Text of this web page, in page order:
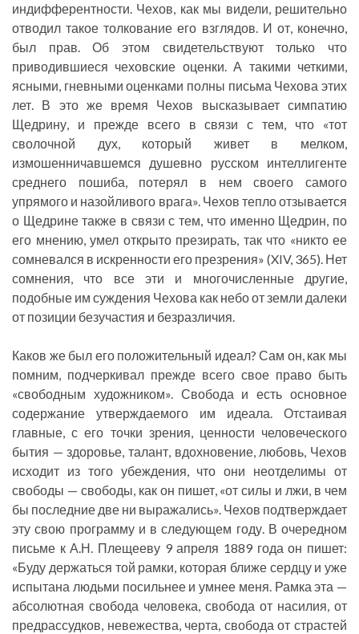
индифферентности. Чехов, как мы видели, решительно
отводил такое толкование его взглядов. И от, конечно,
был прав. Об этом свидетельствуют только что
приводившиеся чеховские оценки. А такими четкими,
ясными, гневными оценками полны письма Чехова этих
лет. В это же время Чехов высказывает симпатию
Щедрину, и прежде всего в связи с тем, что «тот
сволочной дух, который живет в мелком,
измошенничавшемся душевно русском интеллигенте
среднего пошиба, потерял в нем своего самого
упрямого и назойливого врага». Чехов тепло отзывается
о Щедрине также в связи с тем, что именно Щедрин, по
его мнению, умел открыто презирать, так что «никто ее
сомневался в искренности его презрения» (XIV, 365). Нет
сомнения, что все эти и многочисленные другие,
подобные им суждения Чехова как небо от земли далеки
от позиции безучастия и безразличия.
Каков же был его положительный идеал? Сам он, как мы
помним, подчеркивал прежде всего свое право быть
«свободным художником». Свобода и есть основное
содержание утверждаемого им идеала. Отстаивая
главные, с его точки зрения, ценности человеческого
бытия — здоровье, талант, вдохновение, любовь, Чехов
исходит из того убеждения, что они неотделимы от
свободы — свободы, как он пишет, «от силы и лжи, в чем
бы последние две ни выражались». Чехов подтверждает
эту свою программу и в следующем году. В очередном
письме к А.Н. Плещееву 9 апреля 1889 года он пишет:
«Буду держаться той рамки, которая ближе сердцу и уже
испытана людьми посильнее и умнее меня. Рамка эта —
абсолютная свобода человека, свобода от насилия, от
предрассудков, невежества, черта, свобода от страстей